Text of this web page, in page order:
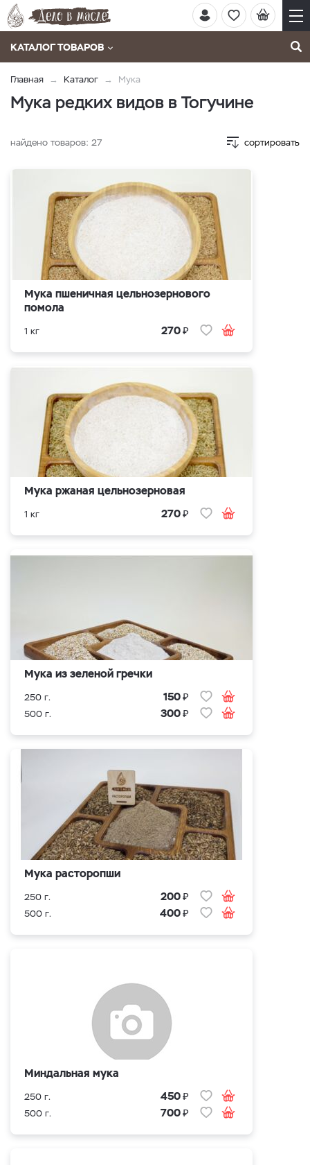
КАТАЛОГ ТОВАРОВ
Главная Каталог Мука
Мука редких видов в Тогучине
найдено товаров: 27 сортировать
Мука пшеничная цельнозернового
помола
1 кг 270₽
Мука ржаная цельнозерновая
1 кг 270₽
Мука из зеленой гречки
250 г. 150₽
500 г. 300₽
Мука расторопши
250 г. 200₽
500 г. 400₽
Миндальная мука
250 г. 450₽
500 г. 700₽